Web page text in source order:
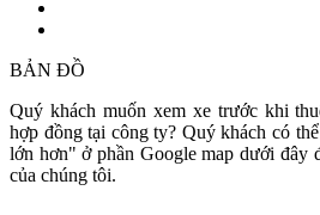
BẢN ĐỒ
Quý khách muốn xem xe trước khi
hợp đồng tại công ty? Quý khách có
lớn hơn" ở phần Google map dưới đây
của chúng tôi.